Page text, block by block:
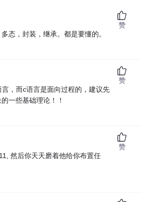
态，封装，继承。都是要懂的。
赞
，而c语言是面向过程的，建议先
一些基础理论！！
赞
然后你天天磨着他给你布置任
赞